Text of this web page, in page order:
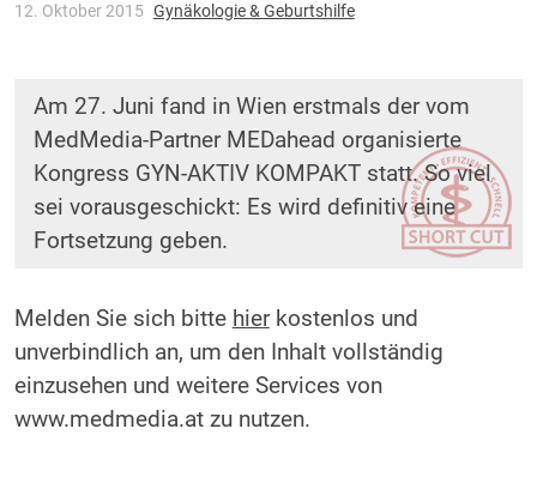
12. Oktober 2015 Gynäkologie & Geburtshilfe
Am 27. Juni fand in Wien erstmals der vom
MedMedia-Partner MEDahead organisierte
Kongress GYN-AKTIV ­KOMPAKT statt. So viel
sei vorausgeschickt: Es wird definitiv eine
Fortsetzung geben.
Melden Sie sich bitte hierkostenlos und
unverbindlich an, um den Inhalt vollständig
einzusehen und weitere Services von
www.medmedia.at zu nutzen.